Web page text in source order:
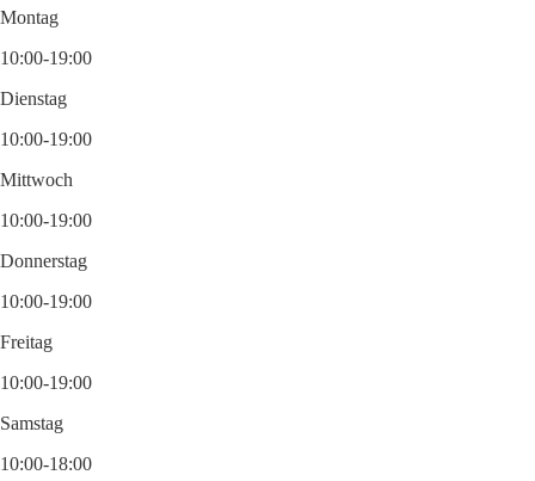
Montag
10:00-19:00
Dienstag
10:00-19:00
Mittwoch
10:00-19:00
Donnerstag
10:00-19:00
Freitag
10:00-19:00
Samstag
10:00-18:00